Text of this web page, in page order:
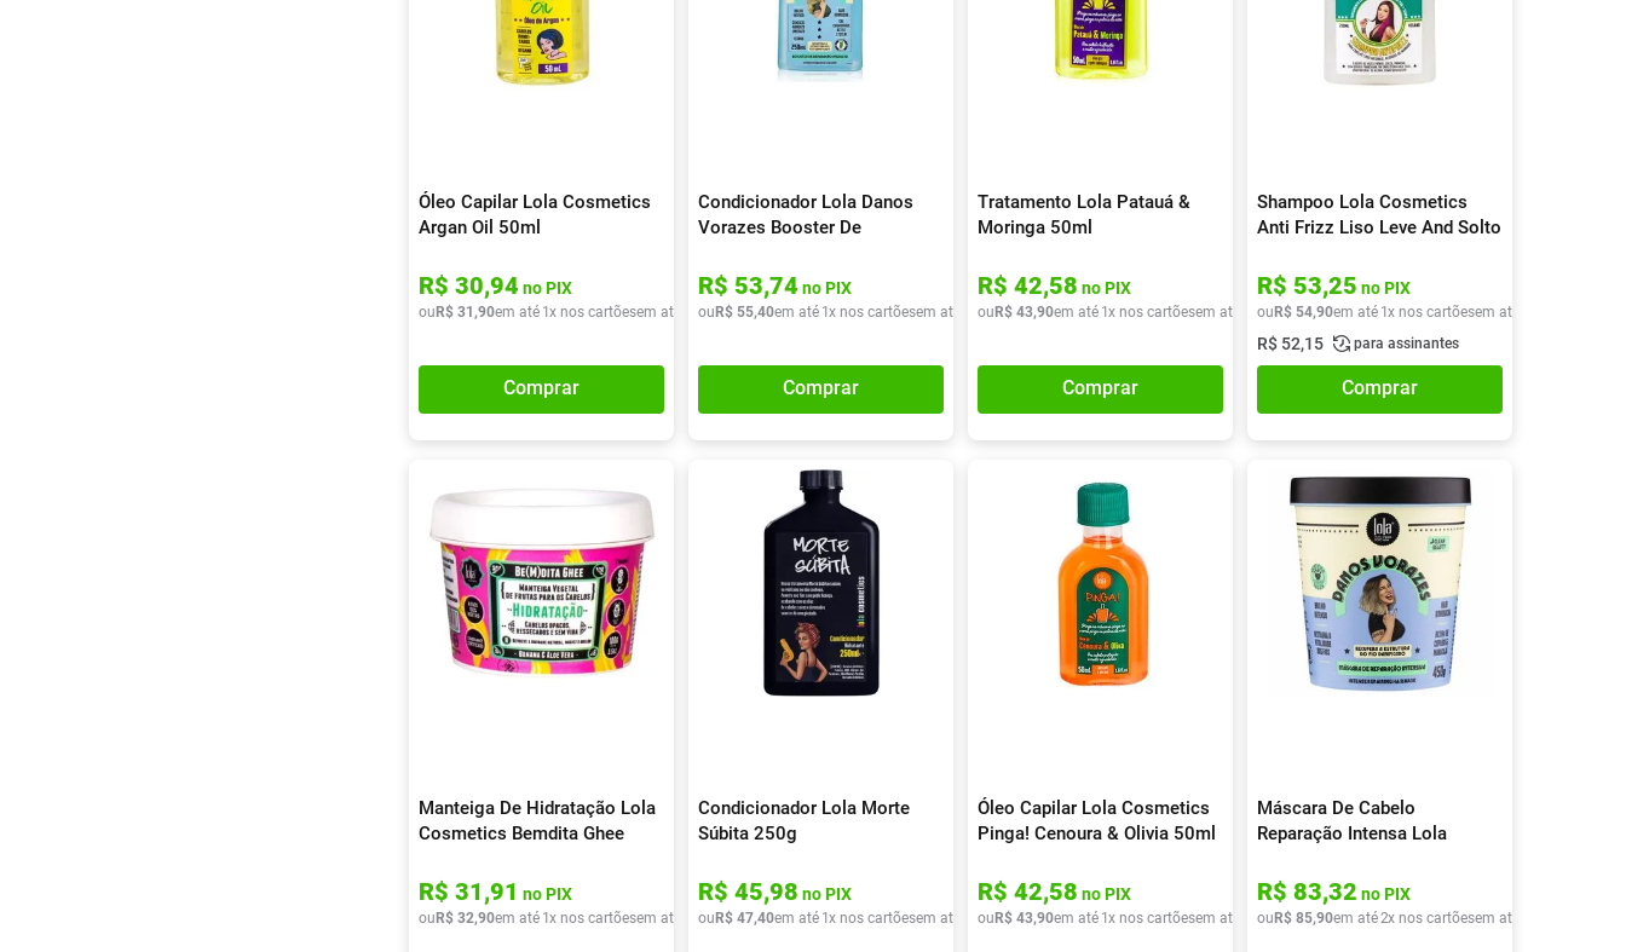
Óleo Capilar Lola Cosmetics
Argan Oil 50ml
R$ 30,94 no PIX
ou R$ 31 ,90em até 1x nos cartõesem até x de R$ 31,90
Comprar
Condicionador Lola Danos
Vorazes Booster De
R$ 53,74 no PIX
ou R$ 55,40em até 1x nos cartõesem até x de R$ 55,40
Comprar
Tratamento Lola Patauá &
Moringa 50ml
R$ 42,58 no PIX
ou R$ 43,90em até 1x nos cartõesem até x de R$ 43,90
Comprar
Shampoo Lola Cosmetics
Anti Frizz Liso Leve And Solto
R$ 53,25 no PIX
ou R$ 54,90em até 1x nos cartõesem até
R$ 52,15 para assinantes
Comprar
Manteiga De Hidratação Lola
Cosmetics Bemdita Ghee
R$ 31,91 no PIX
ou R$ 32,90em até 1x nos cartõesem até x de R$ 32,90
Condicionador Lola Morte
Súbita 250g
R$ 45,98 no PIX
ou R$ 47,40em até 1x nos cartõesem até x de R$ 47,40
Óleo Capilar Lola Cosmetics
Pinga! Cenoura & Olivia 50ml
R$ 42,58 no PIX
ou R$ 43,90em até 1x nos cartõesem até x de R$ 43,90
Máscara De Cabelo
Reparação Intensa Lola
450g
R$ 83,32 no PIX
ou R$ 85,90em até2x nos cartõesem até